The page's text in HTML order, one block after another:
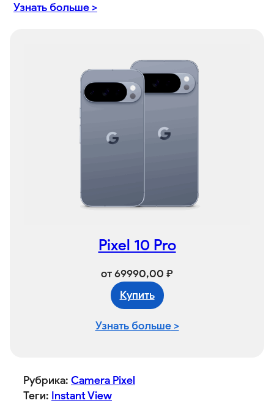
Узнать больше >
Pixel 10 Pro
от69990,00 ₽
Купить
Узнать больше>
Рубрика: Camera Pixel
Теги: Instant View